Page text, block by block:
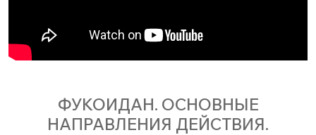
ФУКОИДАН. ОСНОВНЫЕ
НАПРАВЛЕНИЯ ДЕЙСТВИЯ.